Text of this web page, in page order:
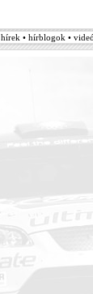
hírek • hírblogok •